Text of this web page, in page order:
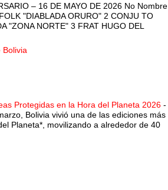
– 16 DE MAYO DE 2026 No Nombre
"DIABLADA ORURO" 2 CONJU TO
"ZONA NORTE" 3 FRAT HUGO DEL
Bolivia
Protegidas en la Hora del Planeta 2026 -
Bolivia vivió una de las ediciones más
Planeta*, movilizando a alrededor de 40